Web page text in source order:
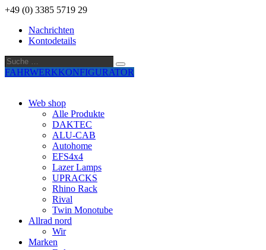
+49 (0) 3385 5719 29
Nachrichten
Kontodetails
Suche
…
Suche
FAHRWERKKONFIGURATOR
Web shop
Alle Produkte
DAKTEC
ALU-CAB
Autohome
EFS4x4
Lazer Lamps
UPRACKS
Rhino Rack
Rival
Twin Monotube
Allrad nord
Wir
Marken